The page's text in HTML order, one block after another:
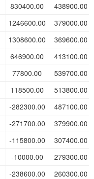
830400.00
438900.00
1246600.00
379000.00
1308600.00
369600.00
646900.00
413100.00
77800.00
539700.00
118500.00
513800.00
-282300.00
487100.00
-271700.00
379900.00
-115800.00
307400.00
-10000.00
279300.00
-238600.00
260300.00